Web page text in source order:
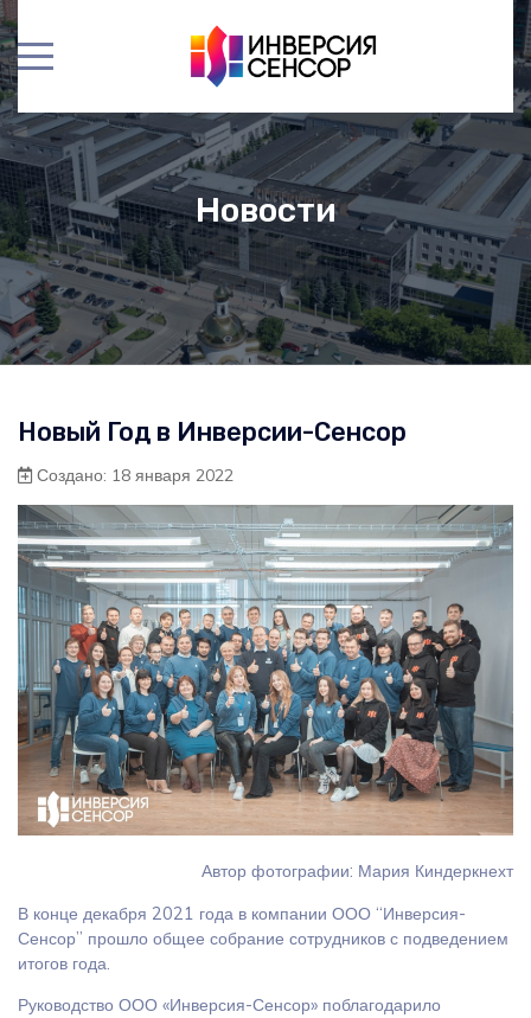
Новости
Новый Год в Инверсии-Сенсор
Создано: 18 января 2022
Автор фотографии: Мария Киндеркнехт
В конце декабря 2021 года в компании ООО “Инверсия-
Сенсор” прошло общее собрание сотрудников с подведением
итогов года.
Руководство ООО «Инверсия-Сенсор» поблагодарило